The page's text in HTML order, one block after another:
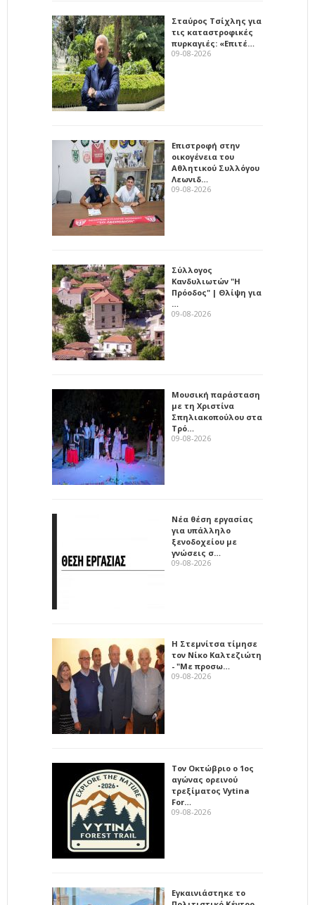
Σταύρος Τσίχλης για
τις καταστροφικές
πυρκαγιές: «Επιτέ…
09-08-2026
Επιστροφή στην
οικογένεια του
Αθλητικού Συλλόγου
Λεωνιδ…
09-08-2026
Σύλλογος
Κανδυλιωτών "Η
Πρόοδος" | Θλίψη για
…
09-08-2026
Μουσική παράσταση
με τη Χριστίνα
Σπηλιακοπούλου στα
Τρό…
09-08-2026
Νέα θέση εργασίας
για υπάλληλο
ξενοδοχείου με
γνώσεις σ…
09-08-2026
Η Στεμνίτσα τίμησε
τον Νίκο Καλτεζιώτη
- "Με προσω…
09-08-2026
Τον Οκτώβριο ο 1ος
αγώνας ορεινού
τρεξίματος Vytina
For…
09-08-2026
Εγκαινιάστηκε το